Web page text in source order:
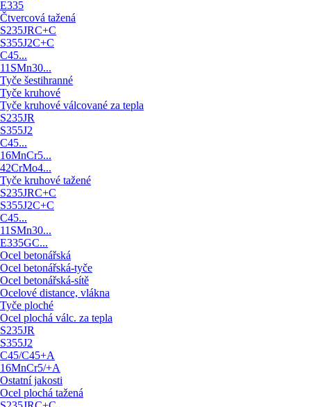
E335
Čtvercová tažená
S235JRC+C
S355J2C+C
C45...
11SMn30...
Tyče šestihranné
Tyče kruhové
Tyče kruhové válcované za tepla
S235JR
S355J2
C45...
16MnCr5...
42CrMo4...
Tyče kruhové tažené
S235JRC+C
S355J2C+C
C45...
11SMn30...
E335GC...
Ocel betonářská
Ocel betonářská-tyče
Ocel betonářská-sítě
Ocelové distance, vlákna
Tyče ploché
Ocel plochá válc. za tepla
S235JR
S355J2
C45/C45+A
16MnCr5/+A
Ostatní jakosti
Ocel plochá tažená